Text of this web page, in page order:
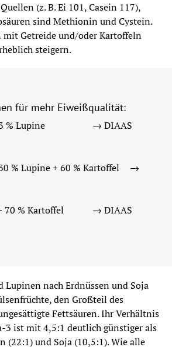
(z. B. Ei 101, Casein 117),
sind Methionin und Cystein.
Getreide und/oder Kartoffeln
steigern.
für mehr Eiweißqualität:
% Lupine → DIAAS
% Lupine + 60 % Kartoffel
70 % Kartoffel → DIAAS
Lupinen nach Erdnüssen und Soja
den Großteil des
Fettsäuren. Ihr Verhältnis
3 ist mit 4,5:1 deutlich günstiger als
(22:1) und Soja (10,5:1). Wie alle